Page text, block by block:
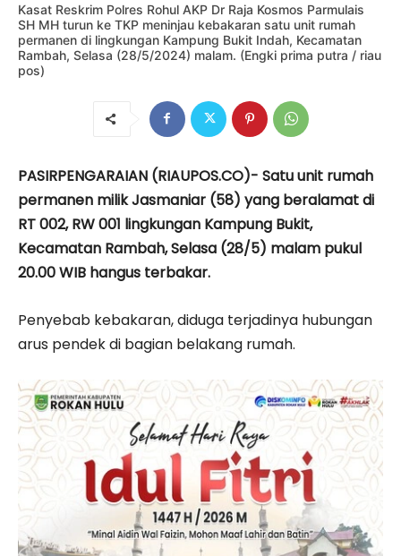
Kasat Reskrim Polres Rohul AKP Dr Raja Kosmos Parmulais
SH MH turun ke TKP meninjau kebakaran satu unit rumah
permanen di lingkungan Kampung Bukit Indah, Kecamatan
Rambah, Selasa (28/5/2024) malam. (Engki prima putra / riau
pos)
PASIRPENGARAIAN (RIAUPOS.CO)- Satu unit rumah
permanen milik Jasmaniar (58) yang beralamat di
RT 002, RW 001 lingkungan Kampung Bukit,
Kecamatan Rambah, Selasa (28/5) malam pukul
20.00 WIB hangus terbakar.
Penyebab kebakaran, diduga terjadinya hubungan
arus pendek di bagian belakang rumah.